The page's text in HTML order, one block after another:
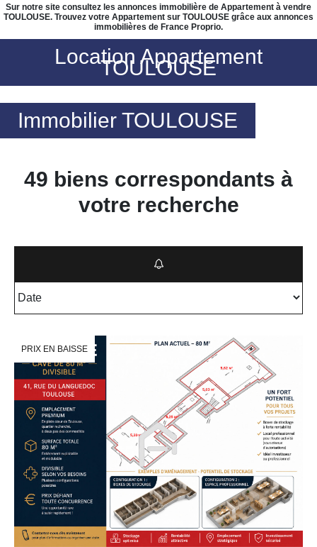
Sur notre site consultez les annonces immobilière de Appartement à vendre
TOULOUSE. Trouvez votre Appartement sur TOULOUSE grâce aux annonces
immobilières de France Proprio.
Location Appartement
TOULOUSE
Immobilier TOULOUSE
49 biens correspondants à
votre recherche
PRIX EN BAISSE